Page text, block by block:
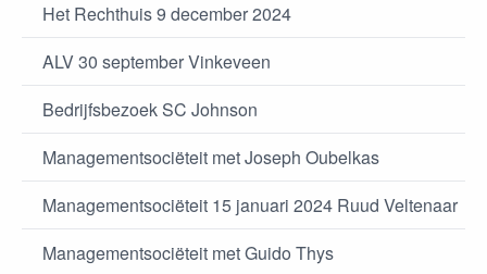
Het Rechthuis 9 december 2024
ALV 30 september Vinkeveen
Bedrijfsbezoek SC Johnson
Managementsociëteit met Joseph Oubelkas
Managementsociëteit 15 januari 2024 Ruud Veltenaar
Managementsociëteit met Guido Thys